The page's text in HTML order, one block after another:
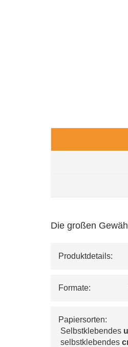
Die großen
Produktdetails:
Formate:
Papiersorten:
Selbstklebendes
selbstklebendes